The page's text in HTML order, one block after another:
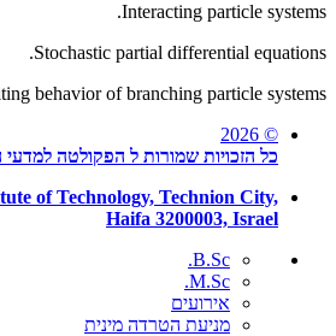
Interacting particle systems.
Stochastic partial differential equations.
behavior of branching particle systems.
© 2026
כל הזכויות שמורות ל הפקולטה למדעי
of Technology, Technion City,
Haifa 3200003, Israel
B.Sc.
M.Sc.
אירועים
מניעת הטרדה מינית